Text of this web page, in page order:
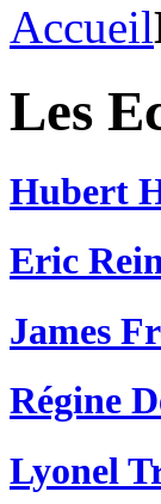
Accueil
Les
Hubert
Eric
James
Régine
Lyonel